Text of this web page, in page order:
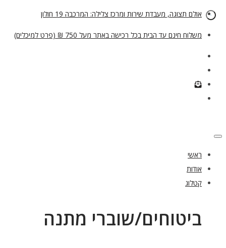
אולם תצוגה, מעבדת שירות ומרכז צלילה: המרכבה 19 חולון
משלוח חינם עד הבית בכל רכישה באתר מעל 750 ₪ (פרט למיכלים)
ראשי
אודות
קטלוג
ביטוחים/שוברי מתנה